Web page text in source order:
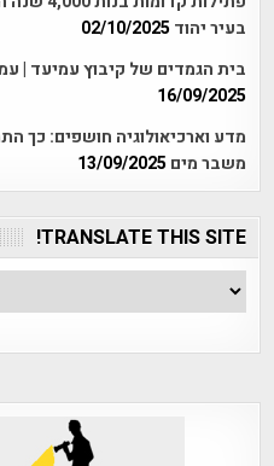
בעיר יהוד 02/10/2025
בית הגמדים של קיבוץ עמיעד |
16/09/2025
מדע וארכיאולוגיה חושפים: כך
משבר מים 13/09/2025
TRANSLATE THIS SITE!